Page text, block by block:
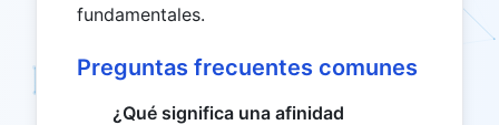
fundamentales.
Preguntas frecuentes comunes
¿Qué significa una afinidad